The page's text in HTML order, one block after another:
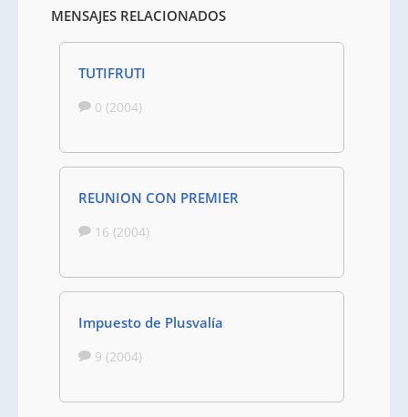
MENSAJES RELACIONADOS
TUTIFRUTI
0 (2004)
REUNION CON PREMIER
16 (2004)
Impuesto de Plusvalía
9 (2004)